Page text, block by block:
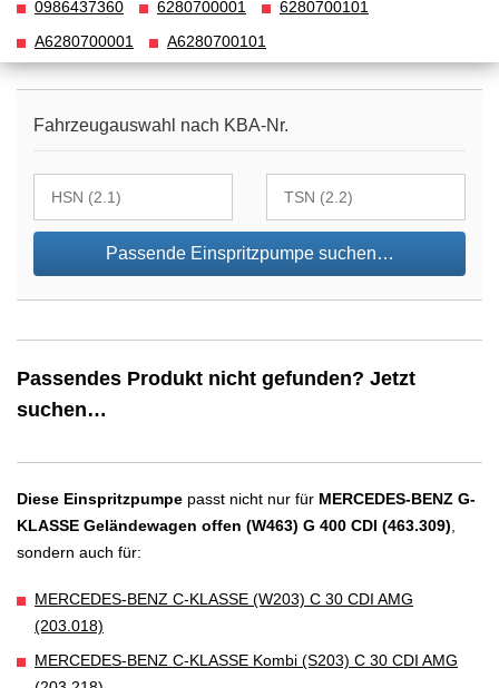
0986437360
6280700001
6280700101
A6280700001
A6280700101
Fahrzeugauswahl nach KBA-Nr.
Passende Einspritzpumpe suchen…
Passendes Produkt nicht gefunden? Jetzt
suchen…
Diese Einspritzpumpe passt nicht nur für MERCEDES-BENZ G-
KLASSE Geländewagen offen (W463) G 400 CDI (463.309),
sondern auch für:
MERCEDES-BENZ C-KLASSE (W203) C 30 CDI AMG
(203.018)
MERCEDES-BENZ C-KLASSE Kombi (S203) C 30 CDI AMG